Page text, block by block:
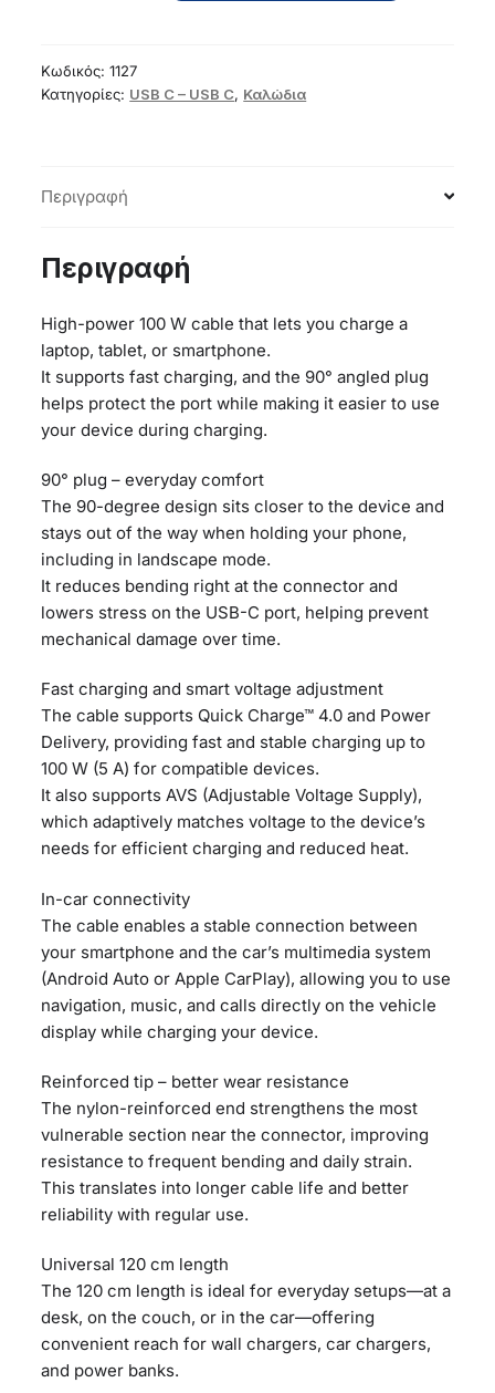
C
100W
90°
1,2
m
CC-
1Deg
ποσότητα
Κωδικός:1127
Κατηγορίες: USB C – USB C, Καλώδια
Περιγραφή
Περιγραφή
High-power 100 W cable that lets you charge a
laptop, tablet, or smartphone.
It supports fast charging, and the 90° angled plug
helps protect the port while making it easier to use
your device during charging.
90° plug – everyday comfort
The 90-degree design sits closer to the device and
stays out of the way when holding your phone,
including in landscape mode.
It reduces bending right at the connector and
lowers stress on the USB-C port, helping prevent
mechanical damage over time.
Fast charging and smart voltage adjustment
The cable supports Quick Charge™ 4.0 and Power
Delivery, providing fast and stable charging up to
100 W (5 A) for compatible devices.
It also supports AVS (Adjustable Voltage Supply),
which adaptively matches voltage to the device’s
needs for efficient charging and reduced heat.
In-car connectivity
The cable enables a stable connection between
your smartphone and the car’s multimedia system
(Android Auto or Apple CarPlay), allowing you to use
navigation, music, and calls directly on the vehicle
display while charging your device.
Reinforced tip – better wear resistance
The nylon-reinforced end strengthens the most
vulnerable section near the connector, improving
resistance to frequent bending and daily strain.
This translates into longer cable life and better
reliability with regular use.
Universal 120 cm length
The 120 cm length is ideal for everyday setups—at a
desk, on the couch, or in the car—offering
convenient reach for wall chargers, car chargers,
and power banks.